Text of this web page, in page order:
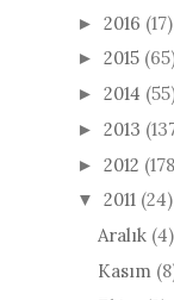
► 2016 (17)
► 2015
► 2014
► 2013
► 2012
▼ 2011 (24)
Aralık (4)
Kasım